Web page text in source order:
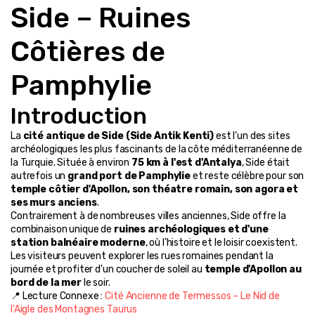
Side – Ruines
Côtières de
Pamphylie
Introduction
La cité antique de Side (Side Antik Kenti) est l'un des sites
archéologiques les plus fascinants de la côte méditerranéenne de
la Turquie. Située à environ 75 km à l'est d'Antalya, Side était
autrefois un grand port de Pamphylie
temple côtier d'Apollon, son théatre romain, son agora et
ses murs anciens.
Contrairement à de nombreuses villes anciennes, Side offre la
combinaison unique de ruines archéologiques et d'une
station balnéaire moderne, où l'histoire et le loisir coexistent.
Les visiteurs peuvent explorer les rues romaines pendant la
journée et profiter d'un coucher de soleil au temple d'Apollon au
bord de la mer le soir.
📍 Lecture Connexe : Cité Ancienne de Termessos – Le Nid de
l'Aigle des Montagnes Taurus